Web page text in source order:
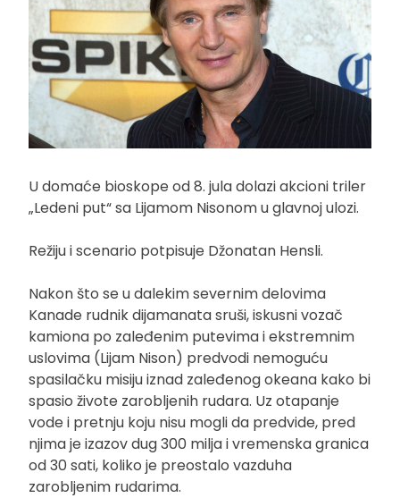
U domaće bioskope od 8. jula dolazi akcioni triler
„Ledeni put“ sa Lijamom Nisonom u glavnoj ulozi.
Režiju i scenario potpisuje Džonatan Hensli.
Nakon što se u dalekim severnim delovima
Kanade rudnik dijamanata sruši, iskusni vozač
kamiona po zaleđenim putevima i ekstremnim
uslovima (Lijam Nison) predvodi nemoguću
spasilačku misiju iznad zaleđenog okeana kako bi
spasio živote zarobljenih rudara. Uz otapanje
vode i pretnju koju nisu mogli da predvide, pred
njima je izazov dug 300 milja i vremenska granica
od 30 sati, koliko je preostalo vazduha
zarobljenim rudarima.